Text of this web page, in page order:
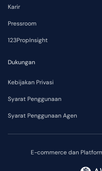
E-commerce dan
Karir
Pressroom
123PropInsight
Dukungan
Kebijakan Privasi
Syarat Penggunaan
Syarat Penggunaan Agen